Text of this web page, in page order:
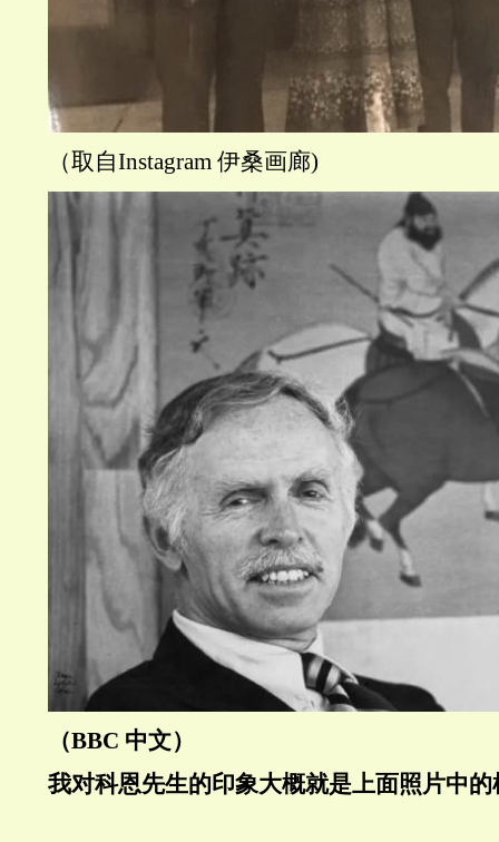
（取自Instagram 伊桑画廊)
（BBC 中文）
我对科恩先生的印象大概就是上面照片中的